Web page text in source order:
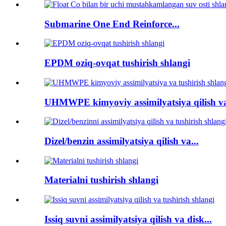
Submarine One End Reinforce...
EPDM oziq-ovqat tushirish shlangi
UHMWPE kimyoviy assimilyatsiya qilish
Dizel/benzin assimilyatsiya qilish va...
Materialni tushirish shlangi
Issiq suvni assimilyatsiya qilish va disk...